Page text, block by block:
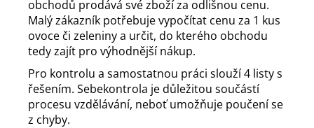
obchodů prodává své zboží za odlišnou cenu.
Malý zákazník potřebuje vypočítat cenu za 1 kus
ovoce či zeleniny a určit, do kterého obchodu
tedy zajít pro výhodnější nákup.
Pro kontrolu a samostatnou práci slouží 4 listy s
řešením. Sebekontrola je důležitou součástí
procesu vzdělávání, neboť umožňuje poučení se
z chyby.